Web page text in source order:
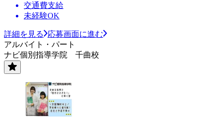
交通費支給
未経験OK
詳細を見る
応募画面に進む
アルバイト・パート
ナビ個別指導学院 千曲校